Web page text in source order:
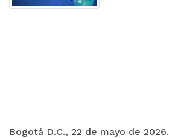
Bogotá D.C., 22 de mayo de 2026.